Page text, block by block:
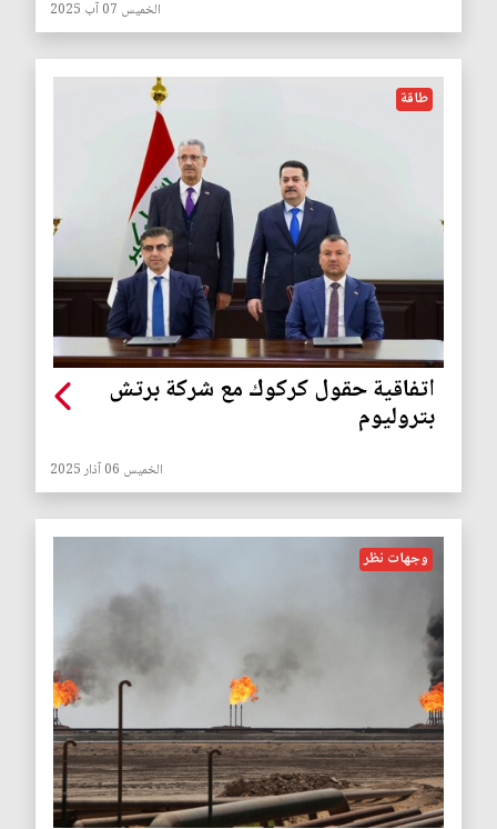
الخميس 07 آب 2025
طاقة
اتفاقية حقول كركوك مع شركة برتش
بتروليوم
الخميس 06 آذار 2025
وجهات نظر